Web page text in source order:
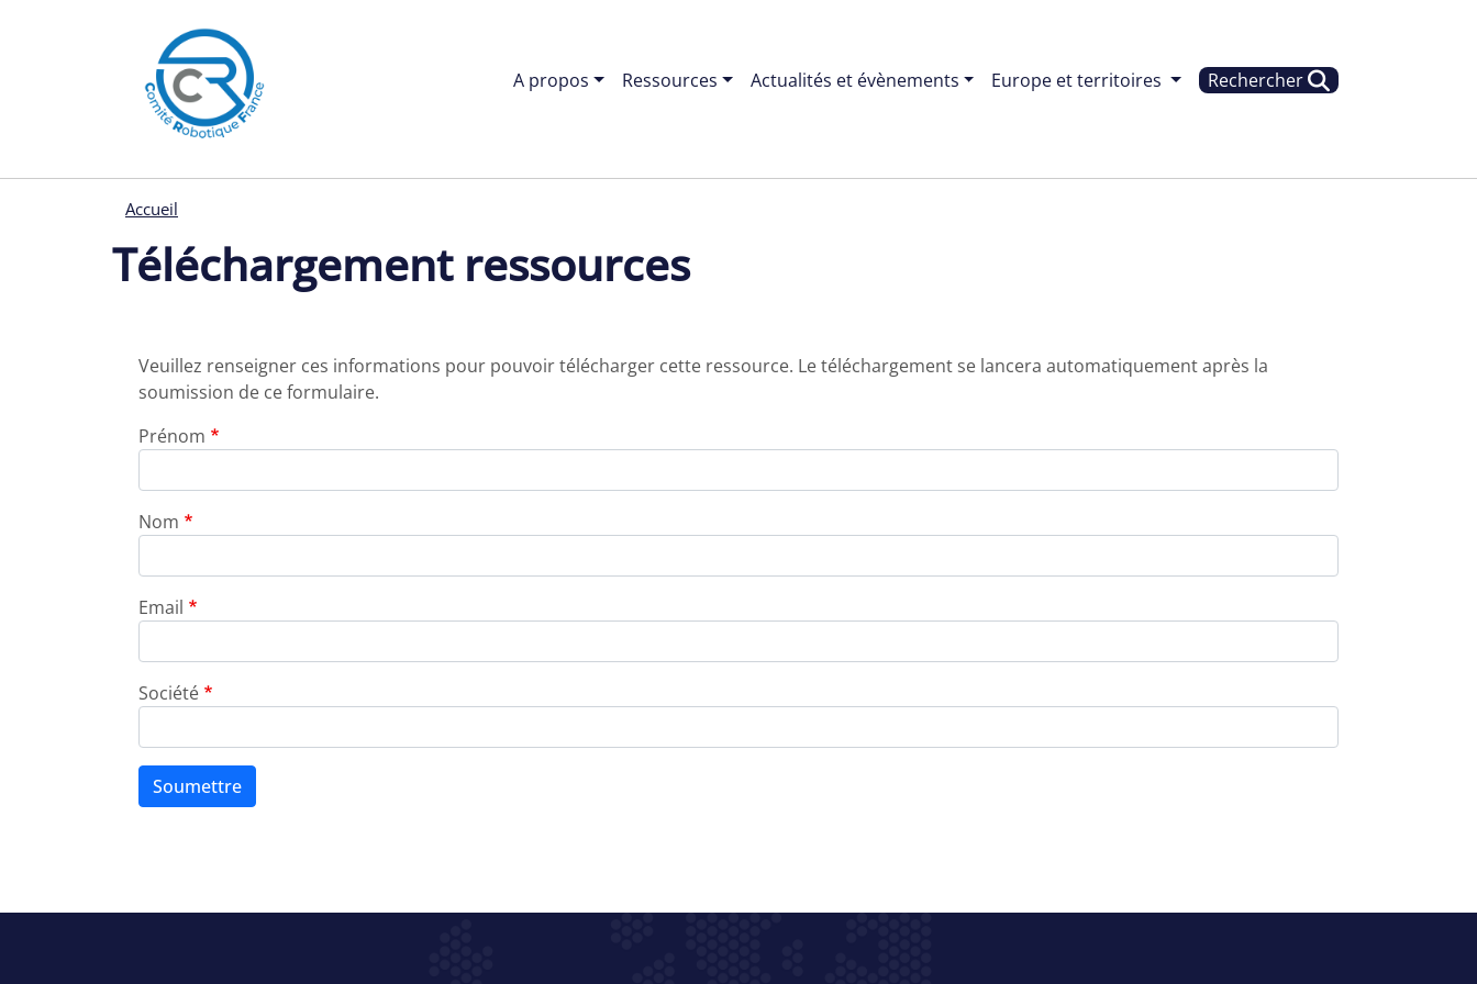
Menu pages
A propos Ressources Actualités et évènements Europe et territoires Rechercher
Accueil
Téléchargement ressources
Veuillez renseigner ces informations pour pouvoir télécharger cette ressource. Le téléchargement se lancera automatiquement après la
soumission de ce formulaire.
Prénom
Nom
Email
Société
Soumettre